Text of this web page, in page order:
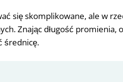
się skomplikowane, ale w
Znając długość promienia,
średnicę.